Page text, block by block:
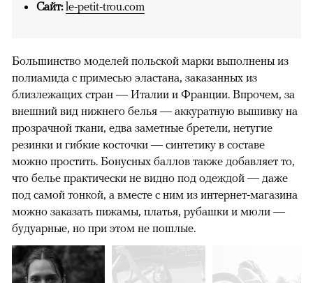
Сайт:le-petit-trou.com
Большинство моделей польской марки выполнены из
полиамида с примесью эластана, заказанных из
близлежащих стран — Италии и Франции. Впрочем, за
внешний вид нижнего белья — аккуратную вышивку на
прозрачной ткани, едва заметные бретели, нетугие
резинки и гибкие косточки — синтетику в составе
можно простить. Бонусных баллов также добавляет то,
что белье практически не видно под одеждой — даже
под самой тонкой, а вместе с ним из интернет-магазина
можно заказать пижамы, платья, рубашки и мюли —
будуарные, но при этом не пошлые.